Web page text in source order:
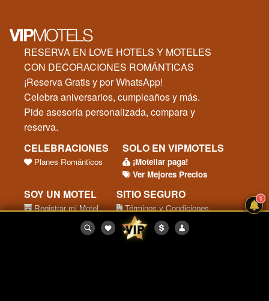
RESERVA EN LOVE HOTELS Y MOTELES
CON DECORACIONES ROMÁNTICAS
¡Reserva Gratis y por WhatsApp!
Celebra aniversarios, cumpleaños y más.
Pide asesoría personalizada, compara y
reserva.
CELEBRACIONES
Planes Románticos
SOLO EN VIPMOTELS
¡Moteliar paga!
Ver Mejores Precios
SOY UN MOTEL
Registrar mi Motel
Ingreso Motel
SITIO SEGURO
Términos y Condiciones
Preguntas Frecuentes
Protegido por
1